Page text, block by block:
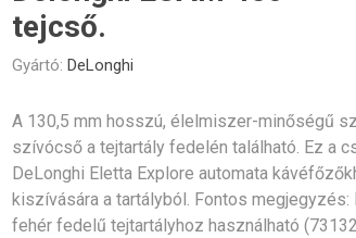
és poharak
alkatrészek
Elektronika Darálók
Professional
tejcső.
Gyártó: DeLonghi
A 130,5 mm hosszú, élelmiszer-minőségű
szívócső a tejtartály fedelén található. Ez a
DeLonghi Eletta Explore automata
kiszívására a tartályból. Fontos
fehér fedelű tejtartályhoz használható